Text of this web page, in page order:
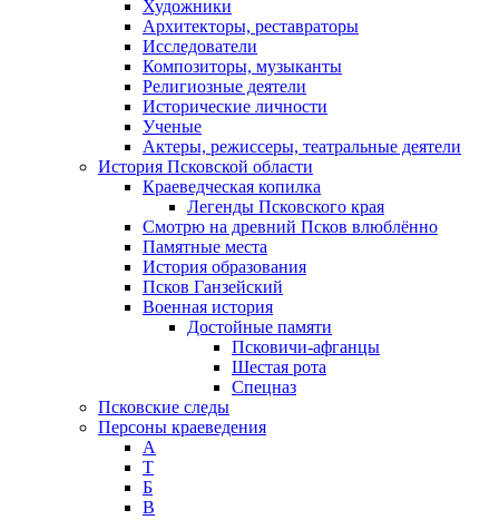
Художники
Архитекторы, реставраторы
Исследователи
Композиторы, музыканты
Религиозные деятели
Исторические личности
Ученые
Актеры, режиссеры, театральные деятели
История Псковской области
Краеведческая копилка
Легенды Псковского края
Смотрю на древний Псков влюблённо
Памятные места
История образования
Псков Ганзейский
Военная история
Достойные памяти
Псковичи-афганцы
Шестая рота
Спецназ
Псковские следы
Персоны краеведения
А
T
Б
В